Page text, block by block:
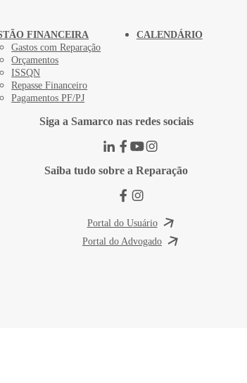
FINANCEIRA
Gastos com Reparação
Orçamentos
ISSQN
Repasse Financeiro
Pagamentos PF/PJ
CALENDÁRIO
Siga a Samarco nas redes sociais
Saiba tudo sobre a Reparação
Portal do Usuário
Portal do Advogado